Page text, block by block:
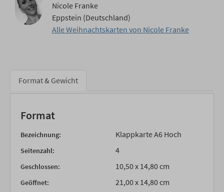
Nicole Franke
Eppstein (Deutschland)
Alle Weihnachtskarten von Nicole Franke
Format & Gewicht
Format
Bezeichnung: Klappkarte A6 Hoch
Seitenzahl: 4
Geschlossen: 10,50 x 14,80 cm
Geöffnet: 21,00 x 14,80 cm